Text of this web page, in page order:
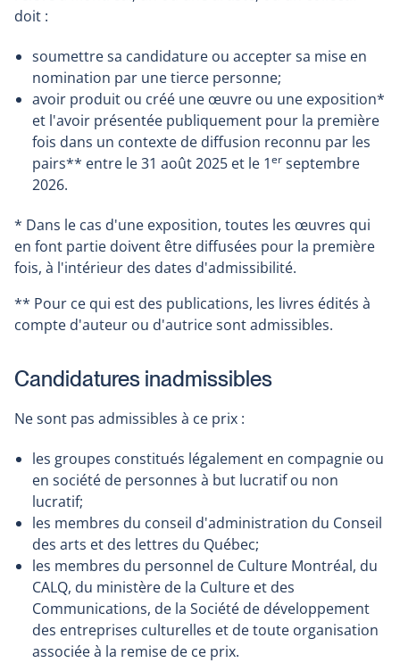
doit :
soumettre sa candidature ou accepter sa mise en
nomination par une tierce personne;
avoir produit ou créé une œuvre ou une exposition*
et l'avoir présentée publiquement pour la première
fois dans un contexte de diffusion reconnu par les
pairs** entre le 31 août 2025 et le 1er septembre
2026.
* Dans le cas d'une exposition, toutes les œuvres qui
en font partie doivent être diffusées pour la première
fois, à l'intérieur des dates d'admissibilité.
** Pour ce qui est des publications, les livres édités à
compte d'auteur ou d'autrice sont admissibles.
Candidatures inadmissibles
Ne sont pas admissibles à ce prix :
les groupes constitués légalement en compagnie ou
en société de personnes à but lucratif ou non
lucratif;
les membres du conseil d'administration du Conseil
des arts et des lettres du Québec;
les membres du personnel de Culture Montréal, du
CALQ, du ministère de la Culture et des
Communications, de la Société de développement
des entreprises culturelles et de toute organisation
associée à la remise de ce prix.